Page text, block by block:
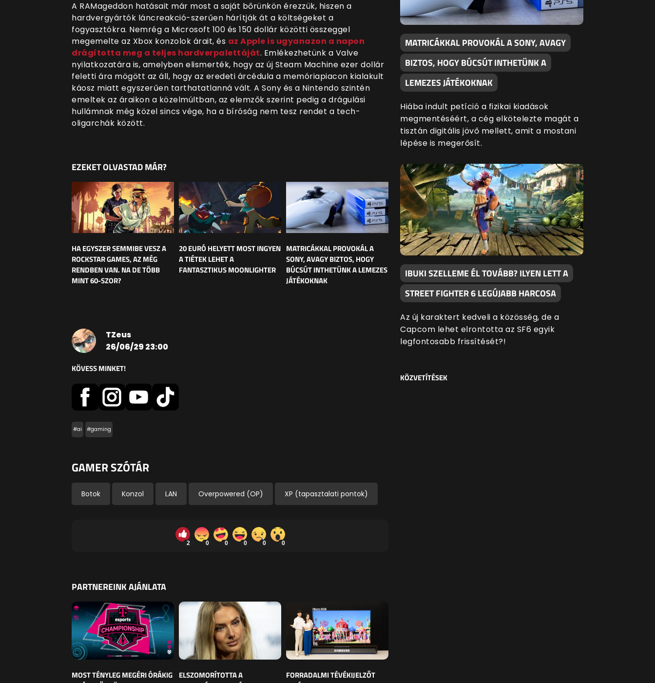
A RAMageddon hatásait már most a saját bőrünkön érezzük, hiszen a
hardvergyártók láncreakció-szerűen hárítják át a költségeket a
fogyasztókra. Nemrég a Microsoft 100 és 150 dollár közötti összeggel
megemelte az Xbox konzolok árait, és az Apple is ugyanazon a napon
drágította meg a teljes hardverpalettáját. Emlékezhetünk a Valve
nyilatkozatára is, amelyben elismerték, hogy az új Steam Machine ezer dollár
feletti ára mögött az áll, hogy az eredeti árcédula a memóriapiacon kialakult
káosz miatt egyszerűen tarthatatlanná vált. A Sony és a Nintendo szintén
emeltek az áraikon a közelmúltban, az elemzők szerint pedig a drágulási
hullámnak még közel sincs vége, ha a bíróság nem tesz rendet a tech-
oligarchák között.
EZEKET OLVASTAD MÁR?
HA EGYSZER SEMMIBE VESZ A
ROCKSTAR GAMES, AZ MÉG
RENDBEN VAN. NA DE TÖBB
MINT 60-SZOR?
20 EURÓ HELYETT MOST INGYEN
A TIÉTEK LEHET A
FANTASZTIKUS MOONLIGHTER
MATRICÁKKAL PROVOKÁL A
SONY, AVAGY BIZTOS, HOGY
BÚCSÚT INTHETÜNK A LEMEZES
JÁTÉKOKNAK
TZeus
26/06/29 23:00
KÖVESS MINKET!
#ai #gaming
GAMER SZÓTÁR
Botok Konzol LAN Overpowered (OP) XP (tapasztalati pontok)
2 0 0 0 0 0
PARTNEREINK AJÁNLATA
MOST TÉNYLEG MEGÉRI ÓRÁKIG
ELSZOMORÍTOTTA A
FORRADALMI TÉVÉKIJELZŐT
MATRICÁKKAL PROVOKÁL A SONY, AVAGY
BIZTOS, HOGY BÚCSÚT INTHETÜNK A
LEMEZES JÁTÉKOKNAK
Hiába indult petíció a fizikai kiadások
megmentéséért, a cég elkötelezte magát a
tisztán digitális jövő mellett, amit a mostani
lépése is megerősít.
IBUKI SZELLEME ÉL TOVÁBB? ILYEN LETT A
STREET FIGHTER 6 LEGÚJABB HARCOSA
Az új karaktert kedveli a közösség, de a
Capcom lehet elrontotta az SF6 egyik
legfontosabb frissítését?!
KÖZVETÍTÉSEK